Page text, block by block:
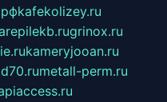
kafekolizey.ru
grinox.ru
kameryjooan.ru
metall-perm.ru